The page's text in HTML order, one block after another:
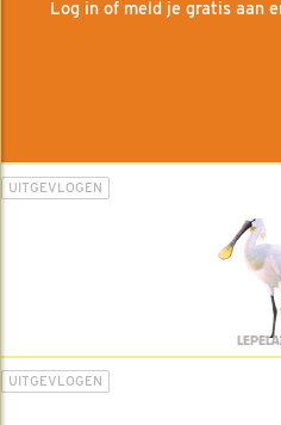
Log in of meld je gratis aan
UITGEVLOGEN
UITGEVLOGEN